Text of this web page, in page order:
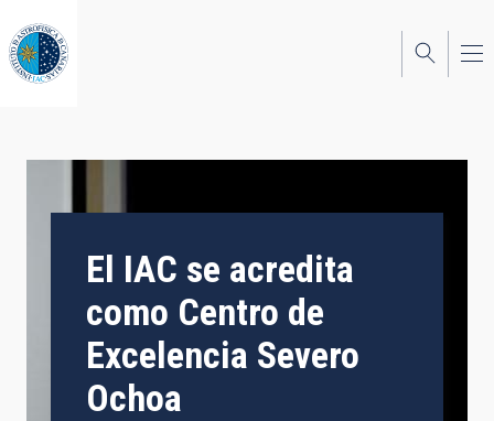
al
contenido
principal
El IAC se acredita
como Centro de
Excelencia Severo
Ochoa